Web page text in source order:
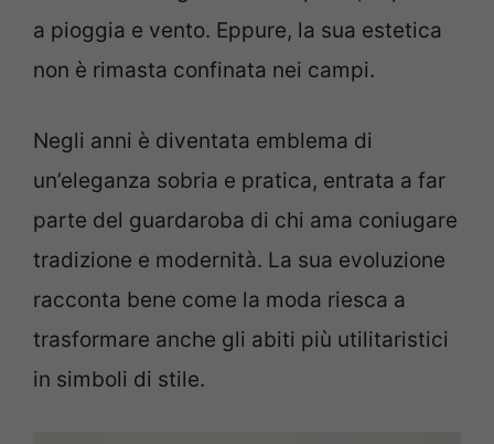
a pioggia e vento. Eppure, la sua estetica
non è rimasta confinata nei campi.
Negli anni è diventata emblema di
un’eleganza sobria e pratica, entrata a far
parte del guardaroba di chi ama coniugare
tradizione e modernità. La sua evoluzione
racconta bene come la moda riesca a
trasformare anche gli abiti più utilitaristici
in simboli di stile.